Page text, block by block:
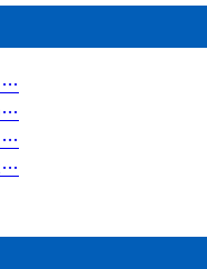
…
…
…
…